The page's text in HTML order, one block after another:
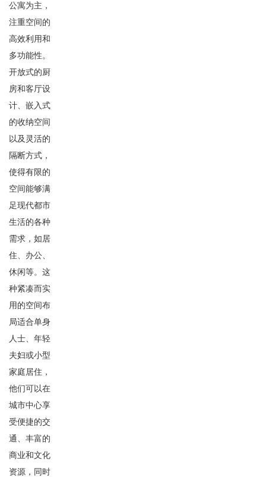
公寓为主，
注重空间的
高效利用和
多功能性。
开放式的厨
房和客厅设
计、嵌入式
的收纳空间
以及灵活的
隔断方式，
使得有限的
空间能够满
足现代都市
生活的各种
需求，如居
住、办公、
休闲等。这
种紧凑而实
用的空间布
局适合单身
人士、年轻
夫妇或小型
家庭居住，
他们可以在
城市中心享
受便捷的交
通、丰富的
商业和文化
资源，同时